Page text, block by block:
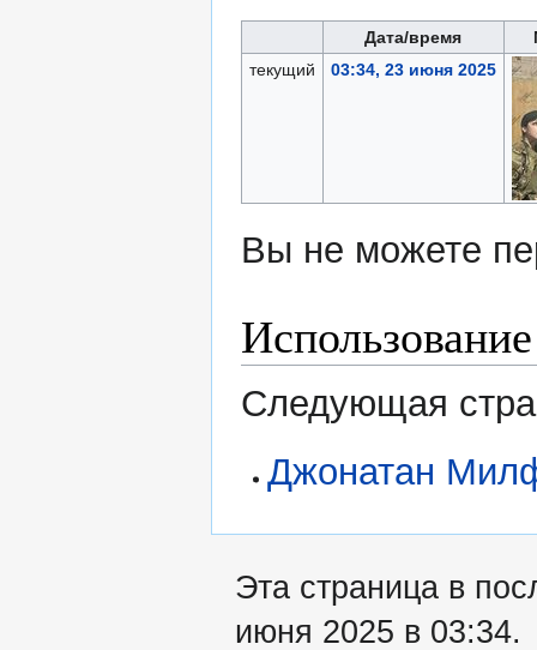
Дата/время
текущий
03:34, 23 июня 2025
Вы не можете
Следующая
Джонатан
Эта страница в
июня 2025 в 03:34.